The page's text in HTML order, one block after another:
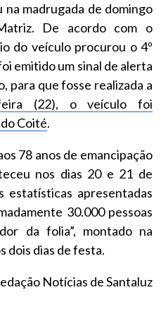
madrugada de domingo
De acordo com o
do veículo procurou o 4º
emitido um sinal de alerta
para que fosse realizada a
feira (22), o veículo foi
Coité.
78 anos de emancipação
nos dias 20 e 21 de
estatísticas apresentadas
30.000 pessoas
da folia”, montado na
dois dias de festa.
Notícias de Santaluz